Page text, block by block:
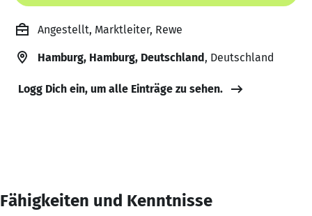
Angestellt, Marktleiter, Rewe
Hamburg, Hamburg, Deutschland, Deutschland
Logg Dich ein, um alle Einträge zu sehen.
Fähigkeiten und Kenntnisse